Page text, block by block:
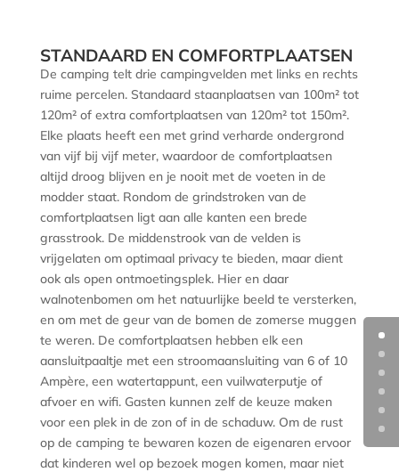
STANDAARD EN COMFORTPLAATSEN
De camping telt drie campingvelden met links en rechts
ruime percelen. Standaard staanplaatsen van 100m² tot
120m² of extra comfortplaatsen van 120m² tot 150m².
Elke plaats heeft een met grind verharde ondergrond
van vijf bij vijf meter, waardoor de comfortplaatsen
altijd droog blijven en je nooit met de voeten in de
modder staat. Rondom de grindstroken van de
comfortplaatsen ligt aan alle kanten een brede
grasstrook. De middenstrook van de velden is
vrijgelaten om optimaal privacy te bieden, maar dient
ook als open ontmoetingsplek. Hier en daar
walnotenbomen om het natuurlijke beeld te versterken,
en om met de geur van de bomen de zomerse muggen
te weren. De comfortplaatsen hebben elk een
aansluitpaaltje met een stroomaansluiting van 6 of 10
Ampère, een watertappunt, een vuilwaterputje of
afvoer en wifi. Gasten kunnen zelf de keuze maken
voor een plek in de zon of in de schaduw. Om de rust
op de camping te bewaren kozen de eigenaren ervoor
dat kinderen wel op bezoek mogen komen, maar niet